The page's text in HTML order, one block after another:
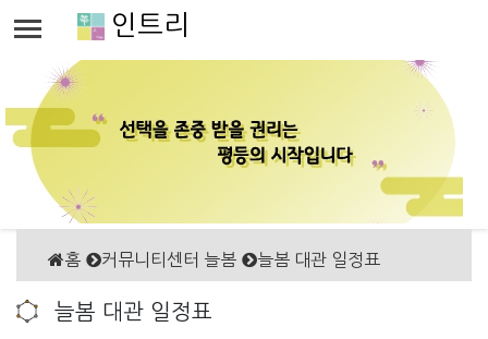
인트리
홈 커뮤니티센터 늘봄 늘봄 대관 일정표
늘봄 대관 일정표